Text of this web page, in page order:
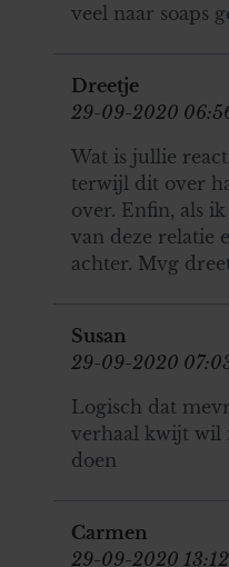
veel naar soaps
Dreetje
29-09-2020
Wat is jullie
terwijl dit over
over. Enfin, als
van deze relatie
achter. Mvg
Susan
29-09-2020
Logisch dat
verhaal kwijt wil
doen
Carmen
29-09-2020 13:12